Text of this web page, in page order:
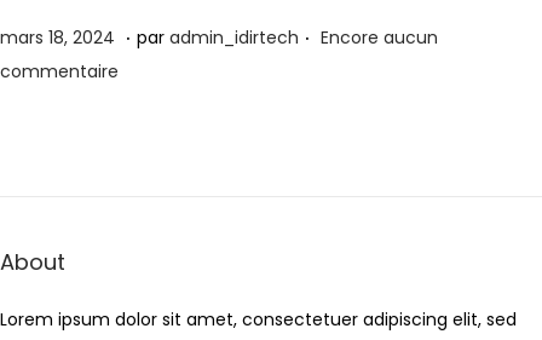
Publié le
mars 18, 2024 a
0
. par admin_idirtech . Encore aucun
commentaire
About
Lorem ipsum dolor sit amet, consectetuer adipiscing elit, sed